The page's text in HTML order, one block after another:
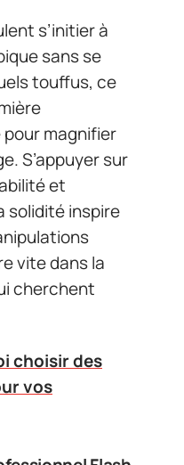
s’initier à
sans se
touffus, ce
magnifier
S’appuyer sur
et
solidité inspire
vite dans la
cherchent
choisir des
vos